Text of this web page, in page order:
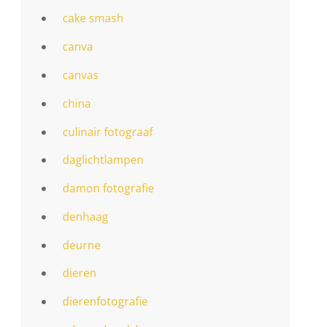
cake smash
canva
canvas
china
culinair fotograaf
daglichtlampen
damon fotografie
denhaag
deurne
dieren
dierenfotografie